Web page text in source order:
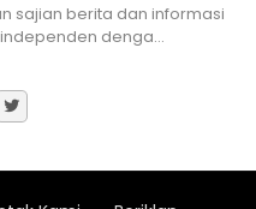
sajian berita dan informasi
denga…